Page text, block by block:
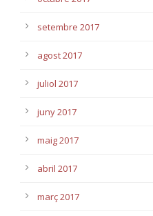
setembre 2017
agost 2017
juliol 2017
juny 2017
maig 2017
abril 2017
març 2017